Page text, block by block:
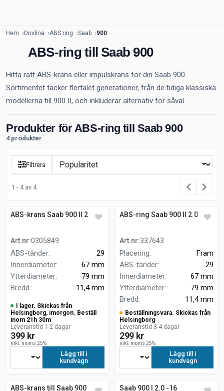
Hem Drivlina ABS ring Saab 900
ABS-ring till Saab 900
Hitta rätt ABS-krans eller impulskrans för din Saab 900.
Sortimentet täcker flertalet generationer, från de tidiga klassiska
modellerna till 900 II, och inkluderar alternativ för såväl...
Produkter för ABS-ring till Saab 900
4 produkter
Filtrera
1 - 4 av 4
ABS-krans Saab 900 II 2.0 i
Art.nr:0305849
ABS-tänder:
29
Innerdiameter:
67 mm
Ytterdiameter:
79 mm
Bredd: 11,4 mm
I lager. Skickas från
Helsingborg, imorgon. Beställ
inom 21h 30m
Leveranstid 1-2 dagar
399 kr
inkl. moms 25%
Lägg till i
kundvagn
ABS-ring Saab 900 II 2.0 i
Art.nr:337643
Placering:
Fram
ABS-tänder:
29
Innerdiameter:
67 mm
Ytterdiameter:
79 mm
Bredd: 11,4 mm
Beställningsvara. Skickas från
Helsingborg
Leveranstid 3-4 dagar
299 kr
inkl. moms 25%
Lägg till i
kundvagn
ABS-krans till Saab 900 I 2.0
Saab 900 I 2.0 -16